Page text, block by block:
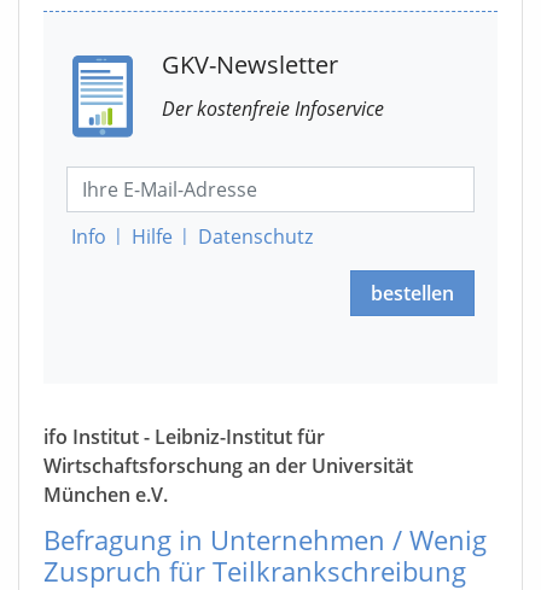
GKV-Newsletter
Der kostenfreie Infoservice
Info | Hilfe | Datenschutz
bestellen
ifo Institut - Leibniz-Institut für
Wirtschaftsforschung an der Universität
München e.V.
Befragung in Unternehmen / Wenig
Zuspruch für Teilkrankschreibung